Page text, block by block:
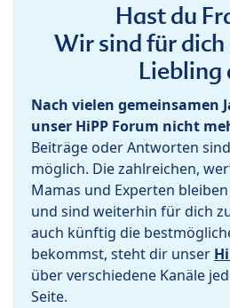
Hast du
Wir sind für dich
Liebling
Nach vielen gemeinsamen
unser HiPP Forum nicht
Beiträge oder Antworten
möglich. Die zahlreichen,
Mamas und Experten
und sind weiterhin für dich
auch künftig die
bekommst, steht dir unser
über verschiedene Kanäle
Seite.